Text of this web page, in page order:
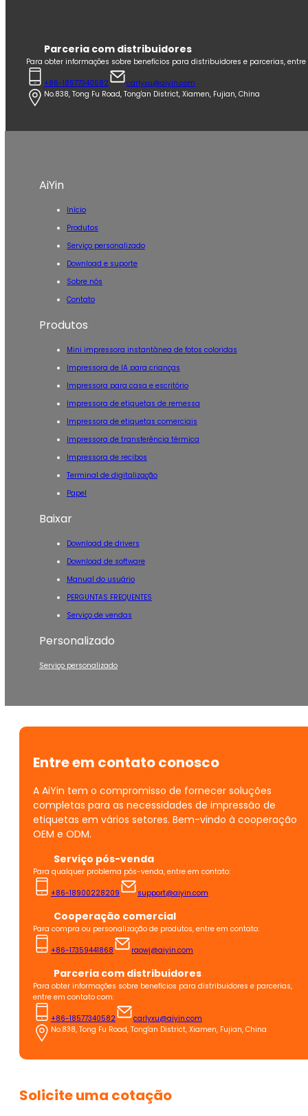
Parceria com distribuidores
Para obter informações sobre benefícios para distribuidores e parcerias,
+86-18577340582
carlyxu@aiyin.com
No.838, Tong Fu Road, Tong'an District, Xiamen, Fujian, China
AiYin
Início
Produtos
Serviço personalizado
Download e suporte
Sobre nós
Contato
Produtos
Mini impressora instantânea de fotos coloridas
Impressora de IA para crianças
Impressora para casa e escritório
Impressora de etiquetas de remessa
Impressora de etiquetas comerciais
Impressora de transferência térmica
Impressora de recibos
Terminal de digitalização
Papel
Baixar
Download de drivers
Download de software
Manual do usuário
PERGUNTAS FREQUENTES
Serviço de vendas
Personalizado
Serviço personalizado
Entre em contato conosco
A AiYin tem o compromisso de fornecer soluções
completas para as necessidades de impressão de
etiquetas em vários setores. Bem-vindo à cooperação
OEM e ODM.
Serviço pós-venda
Para qualquer problema pós-venda, entre em contato:
+86-18900228209 support@aiyin.com
Cooperação comercial
Para compra ou personalização de produtos, entre em contato:
+86-17359441868 raowj@aiyin.com
Parceria com distribuidores
Para obter informações sobre benefícios para distribuidores e parcerias,
entre em contato com:
+86-18577340582
carlyxu@aiyin.com
No.838, Tong Fu Road, Tong'an District, Xiamen, Fujian, China
Solicite uma cotação